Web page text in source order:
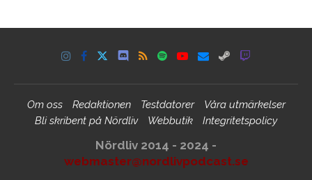
Om oss Redaktionen Testdatorer
Våra utmärkelser
Bli skribent på Nördliv
Webbutik Integritetspolicy
Nördliv 2014 - 2024 -
webmaster@nordlivpodcast.se